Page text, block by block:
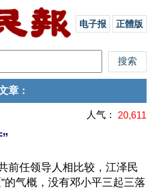
电子报 正體版
章 ：
人气： 20,611
前任领导人相比较，江泽民
的气概，没有邓小平三起三落